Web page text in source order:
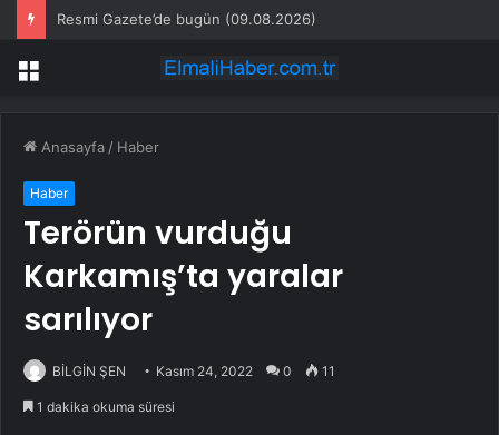
Resmi Gazete’de bugün (09.08.2026)
Menü
Anasayfa / Haber
Haber
Terörün vurduğu
Karkamış’ta yaralar
sarılıyor
BİLGİN ŞEN Kasım 24, 2022 0 11
1 dakika okuma süresi